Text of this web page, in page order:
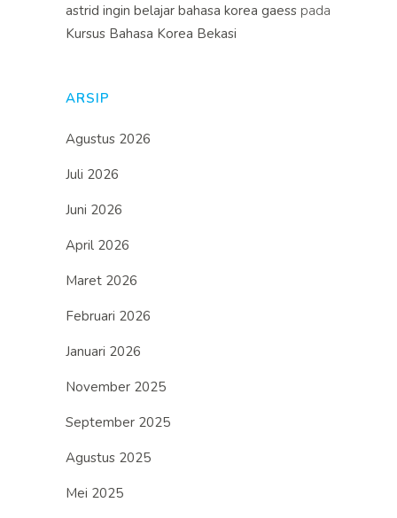
astrid ingin belajar bahasa korea gaess pada
Kursus Bahasa Korea Bekasi
ARSIP
Agustus 2026
Juli 2026
Juni 2026
April 2026
Maret 2026
Februari 2026
Januari 2026
November 2025
September 2025
Agustus 2025
Mei 2025